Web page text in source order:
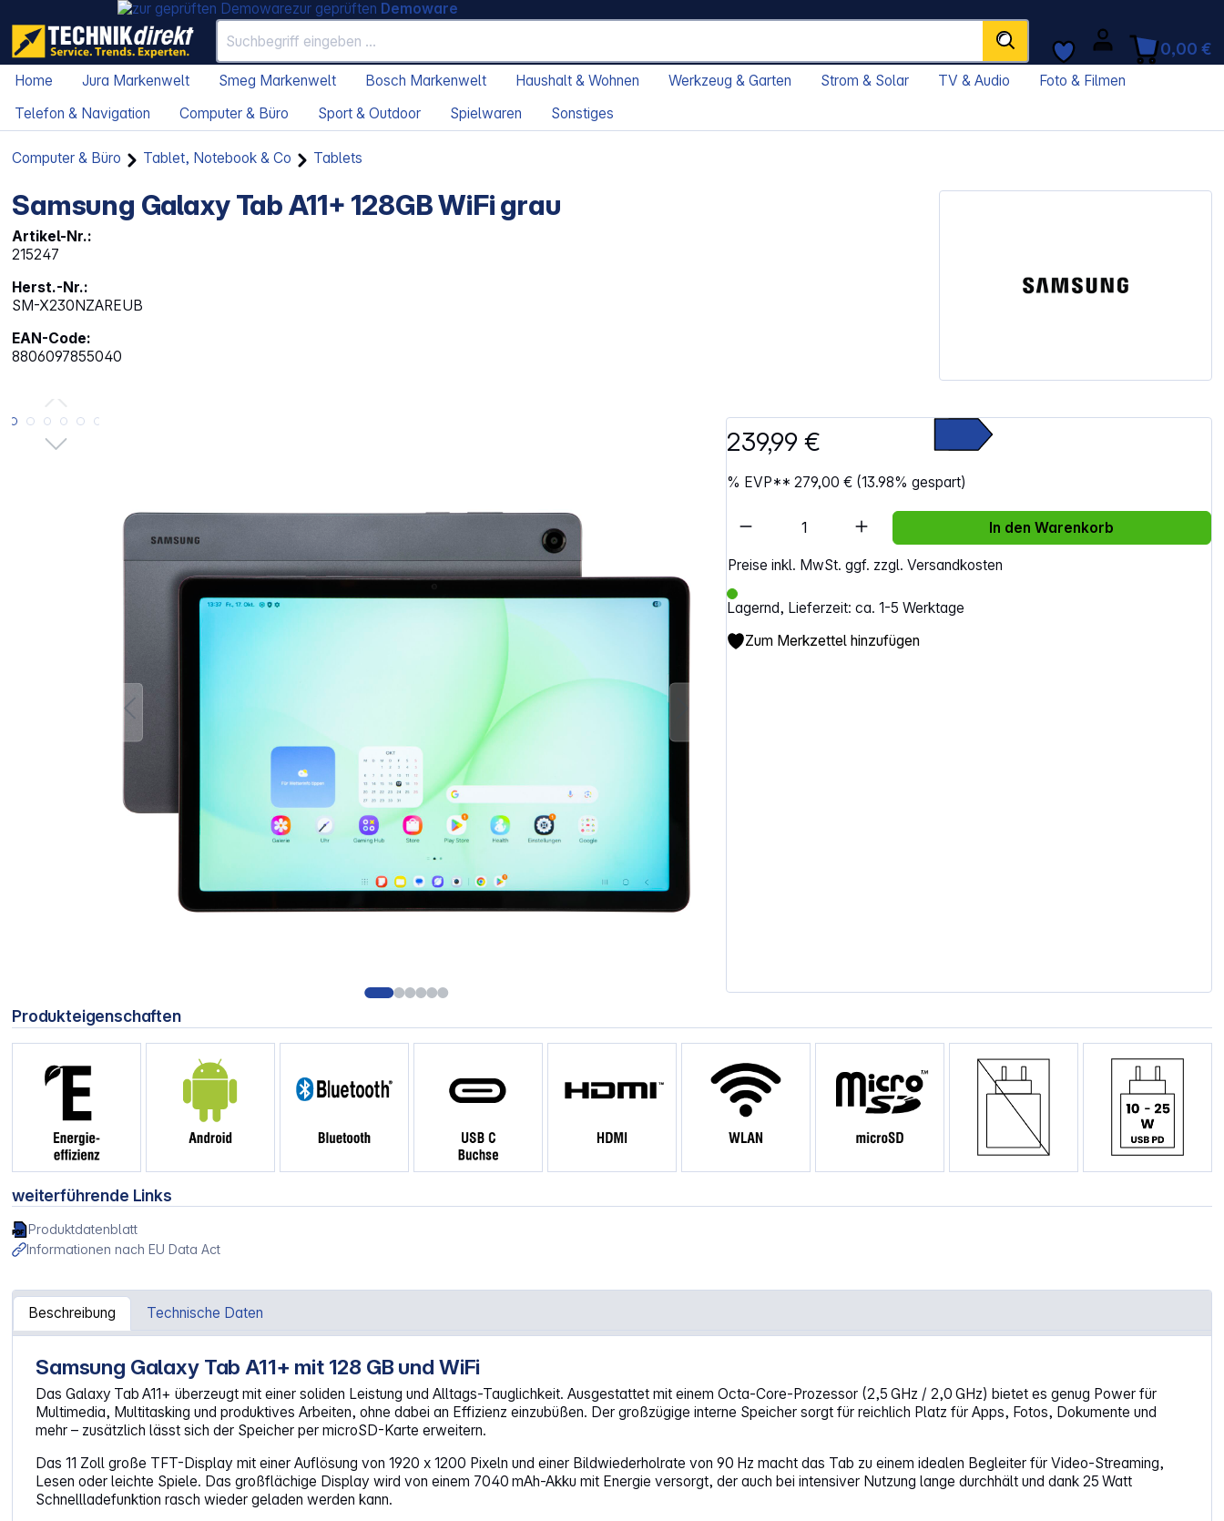
zur geprüften Demoware
0,00 €
Home Jura Markenwelt Smeg Markenwelt Bosch Markenwelt Haushalt & Wohnen Werkzeug & Garten Strom & Solar TV & Audio
Foto & Filmen
Telefon & Navigation
Computer & Büro Sport & Outdoor Spielwaren Sonstiges
Computer & Büro Tablet, Notebook & Co Tablets
Samsung Galaxy Tab A11+ 128GB WiFi grau
Artikel-Nr.:
215247
Herst.-Nr.:
SM-X230NZAREUB
EAN-Code:
8806097855040
Bildergalerie überspringen
239,99 €
% EVP**279,00 € (13.98% gespart)
Preise inkl. MwSt. ggf. zzgl. Versandkosten
Lagernd, Lieferzeit: ca. 1-5 Werktage
Artikel Anzahl: Gib den gewünschten Wert ein
In den Warenkorb
Zum Merkzettel hinzufügen
Produkteigenschaften
weiterführende Links
Produktdatenblatt
Informationen nach EU Data Act
Beschreibung Technische Daten
Artikelinformationen "Samsung Galaxy Tab A11+ 128GB WiFi grau"
Samsung Galaxy Tab A11+ mit 128 GB und WiFi
Das Galaxy Tab A11+ überzeugt mit einer soliden Leistung und Alltags-Tauglichkeit. Ausgestattet mit einem Octa‑Core‑Prozessor (2,5 GHz / 2,0 GHz) bietet es genug Power für
Multimedia, Multitasking und produktives Arbeiten, ohne dabei an Effizienz einzubüßen. Der großzügige interne Speicher sorgt für reichlich Platz für Apps, Fotos, Dokumente und
mehr – zusätzlich lässt sich der Speicher per microSD-Karte erweitern.
Das 11 Zoll große TFT-Display mit einer Auflösung von 1920 x 1200 Pixeln und einer Bildwiederholrate von 90 Hz macht das Tab zu einem idealen Begleiter für Video-Streaming,
Lesen oder leichte Spiele. Das großflächige Display wird von einem 7040 mAh-Akku mit Energie versorgt, der auch bei intensiver Nutzung lange durchhält und dank 25 Watt
Schnellladefunktion rasch wieder geladen werden kann.